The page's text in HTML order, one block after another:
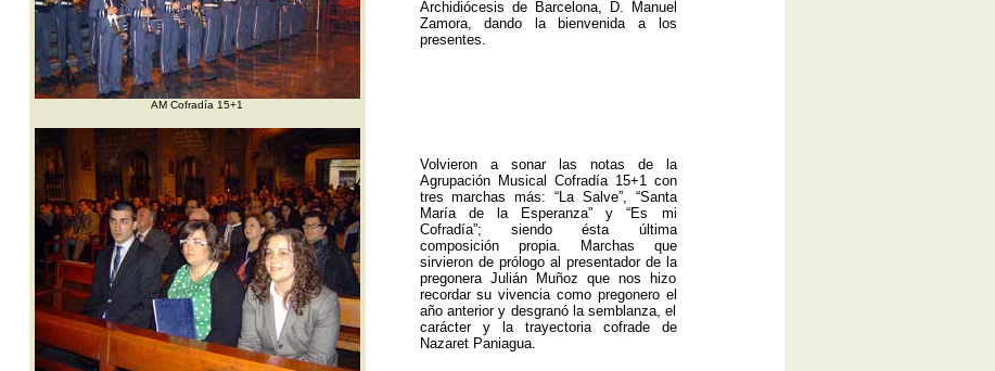
AM Cofradía 15+1
Archidiócesis de Barcelona, D. Manuel
Zamora, dando la bienvenida a los
presentes.
Volvieron a sonar las notas de la
Agrupación Musical Cofradía 15+1 con
tres marchas más: “La Salve”, “Santa
María de la Esperanza” y “Es mi
Cofradía”; siendo ésta última
composición propia. Marchas que
sirvieron de prólogo al presentador de la
pregonera Julián Muñoz que nos hizo
recordar su vivencia como pregonero el
año anterior y desgranó la semblanza, el
carácter y la trayectoria cofrade de
Nazaret Paniagua.